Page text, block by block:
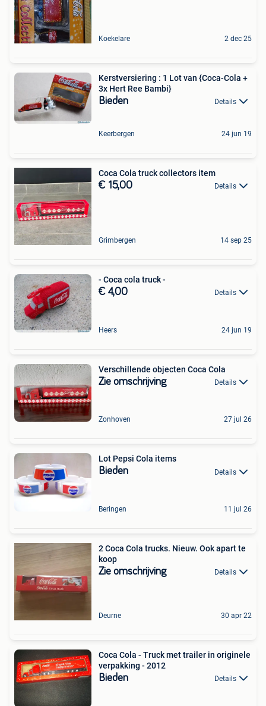
Koekelare 2 dec 25
Kerstversiering : 1 Lot van {Coca-Cola +
3x Hert Ree Bambi}
Bieden Details
Keerbergen 24 jun 19
Coca Cola truck collectors item
€ 15,00 Details
Grimbergen 14 sep 25
- Coca cola truck -
€ 4,00 Details
Heers 24 jun 19
Verschillende objecten Coca Cola
Zie omschrijving Details
Zonhoven 27 jul 26
Lot Pepsi Cola items
Bieden Details
Beringen 11 jul 26
2 Coca Cola trucks. Nieuw. Ook apart te
koop
Zie omschrijving Details
Deurne 30 apr 22
Coca Cola - Truck met trailer in originele
verpakking - 2012
Bieden Details